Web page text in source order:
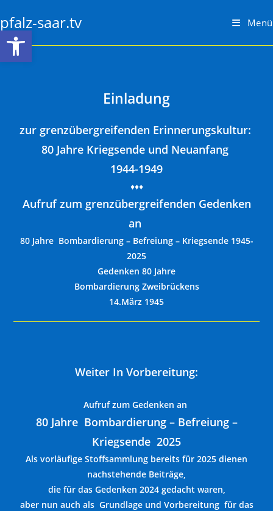
Werkzeugleiste öffnen
Inhalt
springen
pfalz-saar.tv Menü
Einladung
zur grenzübergreifenden Erinnerungskultur:
80 Jahre Kriegsende und Neuanfang
1944-1949
♦♦♦
Aufruf zum grenzübergreifenden Gedenken
an
80 Jahre Bombardierung – Befreiung – Kriegsende 1945-
2025
Gedenken 80 Jahre
Bombardierung Zweibrückens
14.März 1945
Weiter In Vorbereitung:
Aufruf zum Gedenken an
80 Jahre Bombardierung – Befreiung –
Kriegsende 2025
Als vorläufige Stoffsammlung bereits für 2025 dienen
nachstehende Beiträge,
die für das Gedenken 2024 gedacht waren,
aber nun auch als Grundlage und Vorbereitung für das